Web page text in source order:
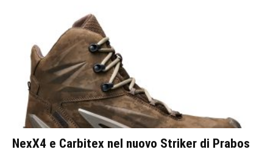
NexX4 e Carbitex nel nuovo Striker di Prabos